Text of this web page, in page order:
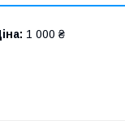
1 000 ₴